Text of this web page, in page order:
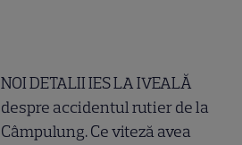
NOI DETALII IES LA IVEALĂ
despre accidentul rutier de la
Câmpulung. Ce viteză avea